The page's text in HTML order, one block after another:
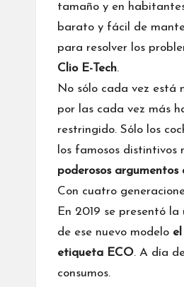
tamaño y en
barato y fácil de
para resolver los
Clio E-Tech.
No sólo cada vez está
por las cada vez más
restringido. Sólo los
los famosos distintivos
poderosos argumentos
Con cuatro
En 2019 se presentó
de ese nuevo modelo
etiqueta ECO. A día
consumos.